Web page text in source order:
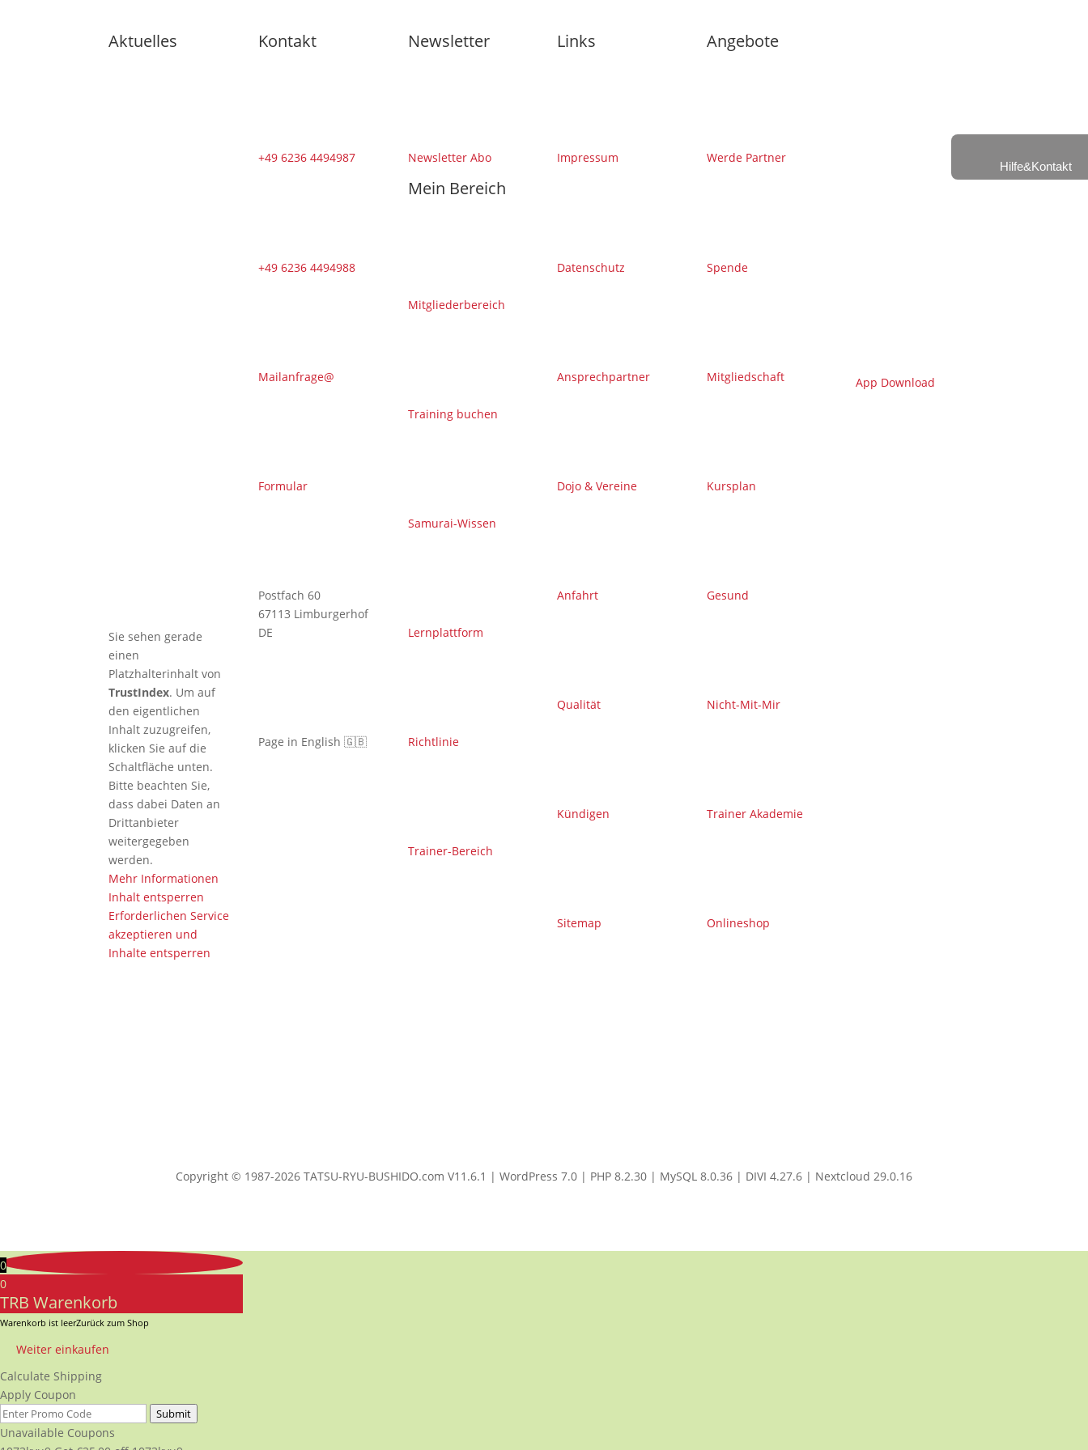
Aktuelles
Sie sehen gerade
einen
Platzhalterinhalt von
TrustIndex. Um auf
den eigentlichen
Inhalt zuzugreifen,
klicken Sie auf die
Schaltfläche unten.
Bitte beachten Sie,
dass dabei Daten an
Drittanbieter
weitergegeben
werden.
Mehr Informationen
Inhalt entsperren
Erforderlichen Service
akzeptieren und
Inhalte entsperren
Kontakt
+49 6236 4494987
+49 6236 4494988
Mailanfrage@
Formular
Postfach 60
67113 Limburgerhof
DE
Page in English 🇬🇧
Newsletter
Newsletter Abo
Mein Bereich
Mitgliederbereich
Training buchen
Samurai-Wissen
Lernplattform
Richtlinie
Trainer-Bereich
Links
Impressum
Datenschutz
Ansprechpartner
Dojo & Vereine
Anfahrt
Qualität
Kündigen
Sitemap
Angebote
Werde Partner
Spende
Mitgliedschaft
Kursplan
Gesund
Nicht-Mit-Mir
Trainer Akademie
Onlineshop
App Download
Copyright © 1987-2026 TATSU-RYU-BUSHIDO.com V11.6.1 | WordPress 7.0 | PHP 8.2.30 | MySQL 8.0.36 | DIVI 4.27.6 | Nextcloud 29.0.16
Hilfe&Kontakt
0
0
TRB Warenkorb
Warenkorb ist leerZurück zum Shop
Weiter einkaufen
Calculate Shipping
Apply Coupon
Submit
Unavailable Coupons